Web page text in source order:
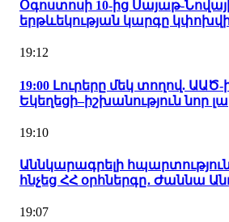
Օգոստոսի 10-ից Սայաթ-
երթևեկության կարգը
19:12
19:00 Լուրերը մեկ տողով. ԱԱԾ-
Եկեղեցի–իշխանություն նոր
19:10
Աննկարագրելի
հնչեց ՀՀ օրհներգը․ Ժաննա
19:07